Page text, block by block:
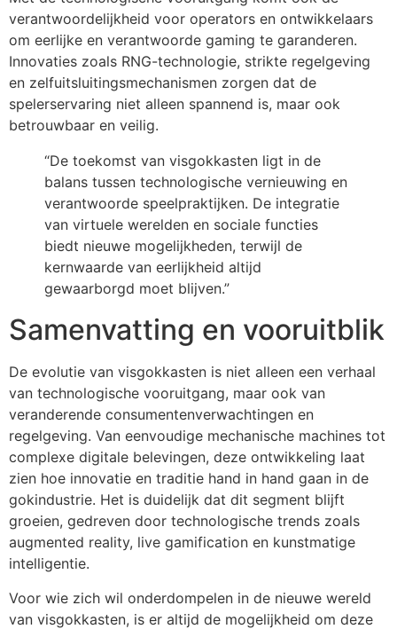
verantwoordelijkheid voor operators en ontwikkelaars
om eerlijke en verantwoorde gaming te garanderen.
Innovaties zoals RNG-technologie, strikte regelgeving
en zelfuitsluitingsmechanismen zorgen dat de
spelerservaring niet alleen spannend is, maar ook
betrouwbaar en veilig.
“De toekomst van visgokkasten ligt in de
balans tussen technologische vernieuwing en
verantwoorde speelpraktijken. De integratie
van virtuele werelden en sociale functies
biedt nieuwe mogelijkheden, terwijl de
kernwaarde van eerlijkheid altijd
gewaarborgd moet blijven.”
Samenvatting en vooruitblik
De evolutie van visgokkasten is niet alleen een verhaal
van technologische vooruitgang, maar ook van
veranderende consumentenverwachtingen en
regelgeving. Van eenvoudige mechanische machines tot
complexe digitale belevingen, deze ontwikkeling laat
zien hoe innovatie en traditie hand in hand gaan in de
gokindustrie. Het is duidelijk dat dit segment blijft
groeien, gedreven door technologische trends zoals
augmented reality, live gamification en kunstmatige
intelligentie.
Voor wie zich wil onderdompelen in de nieuwe wereld
van visgokkasten, is er altijd de mogelijkheid om deze